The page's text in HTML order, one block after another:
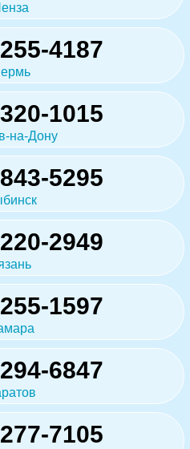
4187
1015
на-Дону
5295
2949
1597
6847
7105